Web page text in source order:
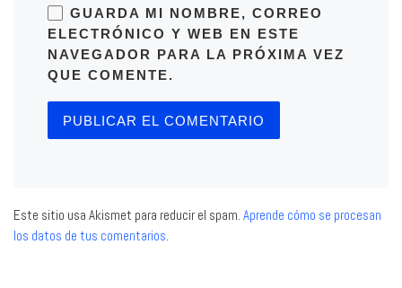
GUARDA MI NOMBRE, CORREO
ELECTRÓNICO Y WEB EN ESTE
NAVEGADOR PARA LA PRÓXIMA VEZ
QUE COMENTE.
Este sitio usa Akismet para reducir el spam. Aprende cómo se procesan
los datos de tus comentarios